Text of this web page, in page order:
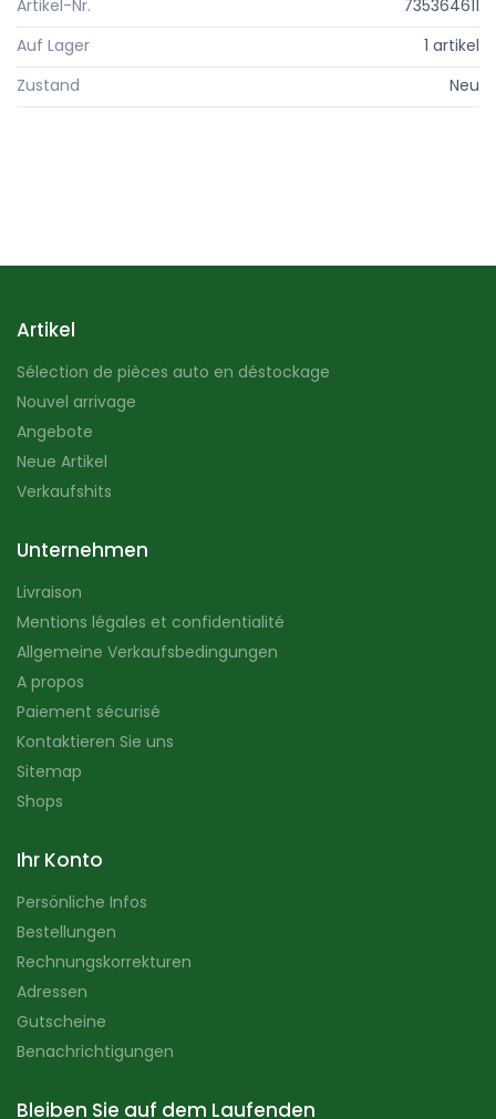
Artikel-Nr.
735364611
Auf Lager
1 artikel
Zustand
Neu
Artikel
Sélection de pièces auto en déstockage
Nouvel arrivage
Angebote
Neue Artikel
Verkaufshits
Unternehmen
Livraison
Mentions légales et confidentialité
Allgemeine Verkaufsbedingungen
A propos
Paiement sécurisé
Kontaktieren Sie uns
Sitemap
Shops
Ihr Konto
Persönliche Infos
Bestellungen
Rechnungskorrekturen
Adressen
Gutscheine
Benachrichtigungen
Bleiben Sie auf dem Laufenden